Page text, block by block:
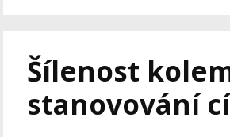
Šílenost
stanovování